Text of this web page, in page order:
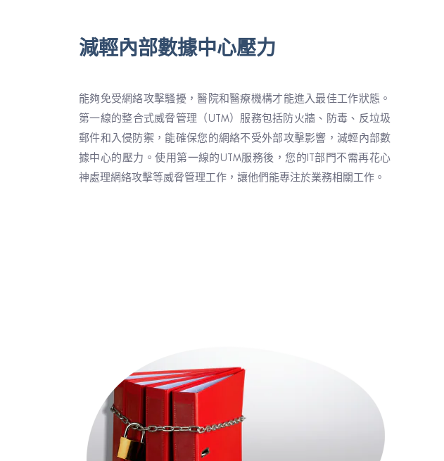
減輕內部數據中心壓力
能夠免受網絡攻擊騷擾，醫院和醫療機構才能進入最佳工作狀態。
第一線的整合式威脅管理（UTM）服務包括防火牆、防毒、反垃圾
郵件和入侵防禦，能確保您的網絡不受外部攻擊影響，減輕內部數
據中心的壓力。使用第一線的UTM服務後，您的IT部門不需再花心
神處理網絡攻擊等威脅管理工作，讓他們能專注於業務相關工作。